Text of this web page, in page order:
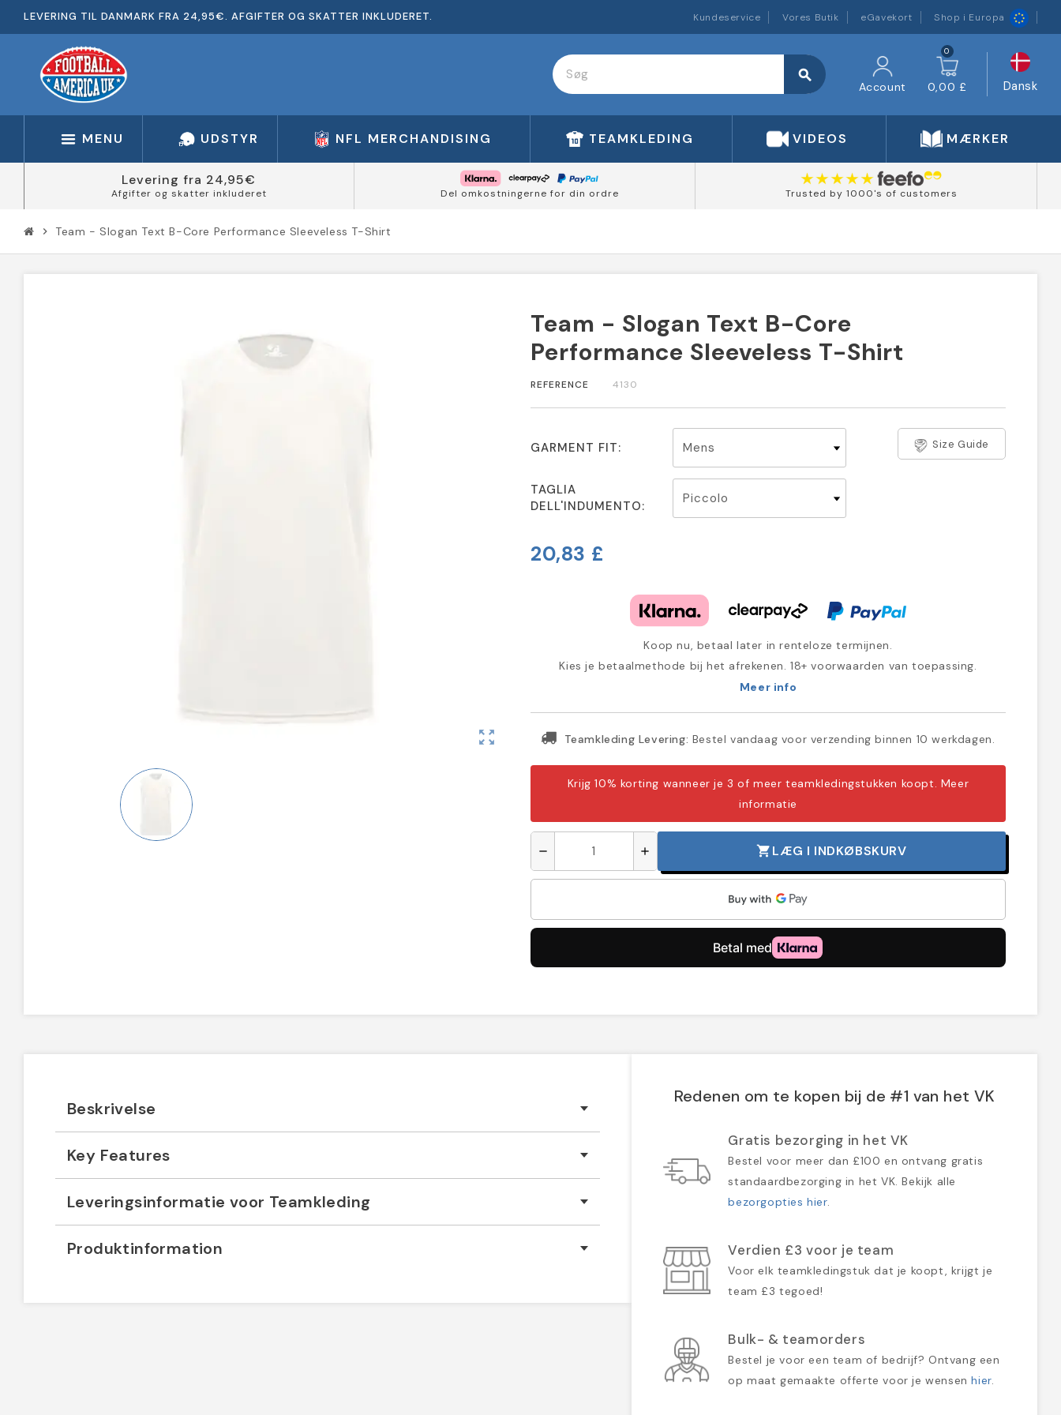
LEVERING TIL DANMARK FRA 24,95€. AFGIFTER OG SKATTER INKLUDERET. Kundeservice Vores Butik eGavekort Shop i Europa
search
Account
0
0,00 £ Dansk
MENU UDSTYR NFL MERCHANDISING TEAMKLEDING VIDEOS MÆRKER
Levering fra 24,95€
Afgifter og skatter inkluderet Del omkostningerne for din ordre Trusted by 1000's of customers
chevron_right Team - Slogan Text B-Core Performance Sleeveless T-Shirt
zoom_out_map
Team - Slogan Text B-Core
Performance Sleeveless T-Shirt
REFERENCE 4130
GARMENT FIT: Size Guide
TAGLIA
DELL'INDUMENTO:
20,83 £
Koop nu, betaal later in renteloze termijnen.
Kies je betaalmethode bij het afrekenen. 18+ voorwaarden van toepassing.
Meer info
Teamkleding Levering: Bestel vandaag voor verzending binnen 10 werkdagen.
Krijg 10% korting wanneer je 3 of meer teamkledingstukken koopt. Meer
informatie
remove add shopping_cart LÆG I INDKØBSKURV
Beskrivelse
Key Features
Leveringsinformatie voor Teamkleding
Produktinformation
Redenen om te kopen bij de #1 van het VK
Gratis bezorging in het VK
Bestel voor meer dan £100 en ontvang gratis
standaardbezorging in het VK. Bekijk alle
bezorgopties hier.
Verdien £3 voor je team
Voor elk teamkledingstuk dat je koopt, krijgt je
team £3 tegoed!
Bulk- & teamorders
Bestel je voor een team of bedrijf? Ontvang een
op maat gemaakte offerte voor je wensenhier.